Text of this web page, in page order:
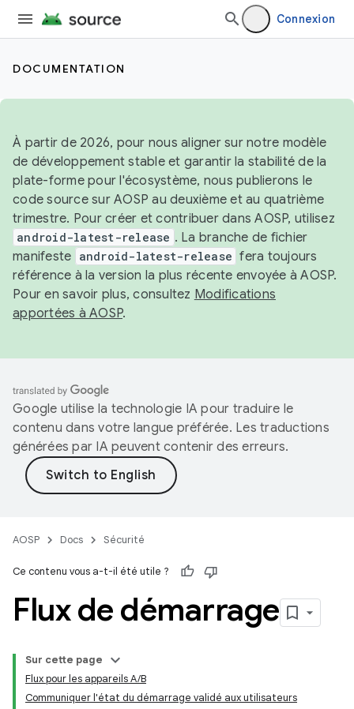
Connexion
DOCUMENTATION
À partir de 2026, pour nous aligner sur notre modèle
de développement stable et garantir la stabilité de la
plate-forme pour l'écosystème, nous publierons le
code source sur AOSP au deuxième et au quatrième
trimestre. Pour créer et contribuer dans AOSP, utilisez
android-latest-release . La branche de fichier
manifeste android-latest-release fera toujours
référence à la version la plus récente envoyée à AOSP.
Pour en savoir plus, consultez Modifications
apportées à AOSP.
Google utilise la technologie IA pour traduire le
contenu dans votre langue préférée. Les traductions
générées par IA peuvent contenir des erreurs.
AOSP Docs Sécurité
Ce contenu vous a-t-il été utile ?
Flux de démarrage
Sur cette page
Flux pour les appareils A/B
Communiquer l'état du démarrage validé aux utilisateurs